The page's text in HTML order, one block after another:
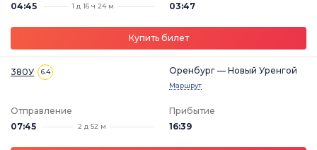
04:45
1 д 16 ч 24 м
03:47
Купить билет
380У 6.4 Оренбург — Новый Уренгой
Маршрут
Отправление
07:45
2 д 52 м
Прибытие
16:39